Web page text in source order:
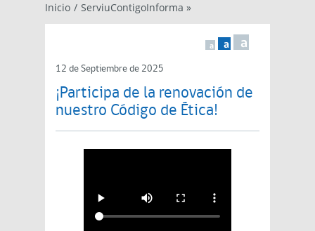
Inicio / ServiuContigoInforma »
a a a
12 de Septiembre de 2025
¡Participa de la renovación de
nuestro Código de Ética!